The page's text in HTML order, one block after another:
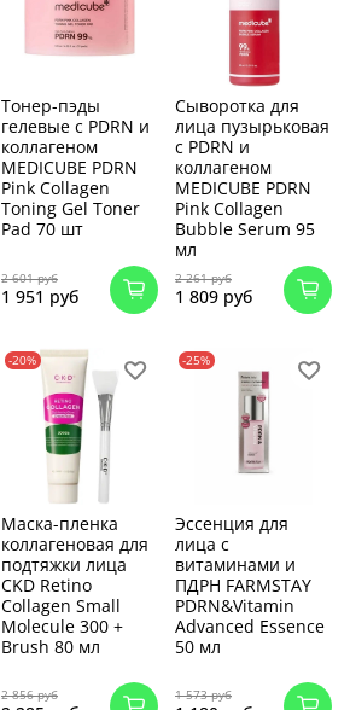
Тонер-пэды
гелевые с PDRN и
коллагеном
MEDICUBE PDRN
Pink Collagen
Toning Gel Toner
Pad 70 шт
2 601 руб
1 951 руб
Сыворотка для
лица пузырьковая
с PDRN и
коллагеном
MEDICUBE PDRN
Pink Collagen
Bubble Serum 95
мл
2 261 руб
1 809 руб
-20%
Маска-пленка
коллагеновая для
подтяжки лица
CKD Retino
Collagen Small
Molecule 300 +
Brush 80 мл
2 856 руб
-25%
Эссенция для
лица с
витаминами и
ПДРН FARMSTAY
PDRN&Vitamin
Advanced Essence
50 мл
1 573 руб